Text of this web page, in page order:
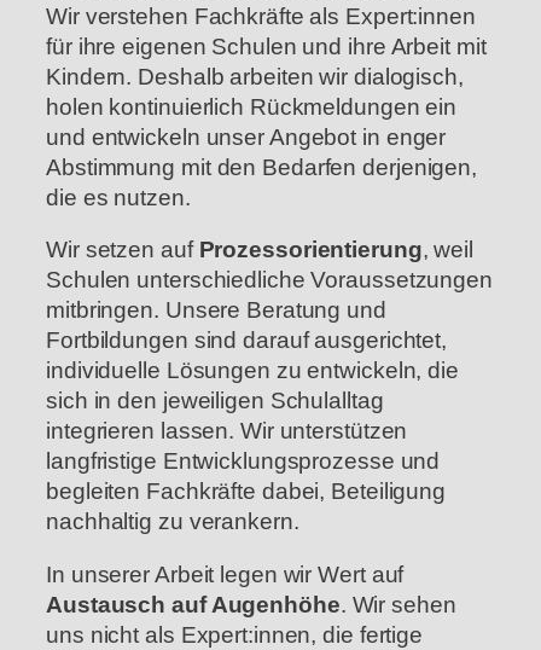
Wir verstehen Fachkräfte als Expert:innen
für ihre eigenen Schulen und ihre Arbeit mit
Kindern. Deshalb arbeiten wir dialogisch,
holen kontinuierlich Rückmeldungen ein
und entwickeln unser Angebot in enger
Abstimmung mit den Bedarfen derjenigen,
die es nutzen.
Wir setzen auf Prozessorientierung, weil
Schulen unterschiedliche Voraussetzungen
mitbringen. Unsere Beratung und
Fortbildungen sind darauf ausgerichtet,
individuelle Lösungen zu entwickeln, die
sich in den jeweiligen Schulalltag
integrieren lassen. Wir unterstützen
langfristige Entwicklungsprozesse und
begleiten Fachkräfte dabei, Beteiligung
nachhaltig zu verankern.
In unserer Arbeit legen wir Wert auf
Austausch auf Augenhöhe. Wir sehen
uns nicht als Expert:innen, die fertige